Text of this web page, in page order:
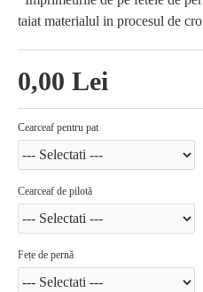
0,00 Lei
taiat materialul in procesul de
Cearceaf pentru pat
Cearceaf de pilotă
Fețe de pernă